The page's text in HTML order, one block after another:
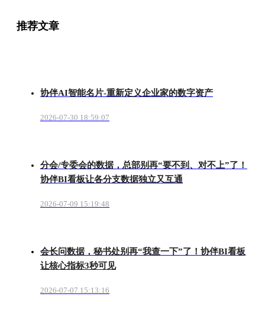
推荐文章
协伴AI智能名片-重新定义企业家的数字资产
2026-07-30 18:59:07
分会/专委会的数据，总部别再“要不到、对不上”了！
协伴BI看板让各分支数据独立又互通
2026-07-09 15:19:48
会长问数据，秘书处别再“我查一下”了！协伴BI看板
让核心指标3秒可见
2026-07-07 15:13:16